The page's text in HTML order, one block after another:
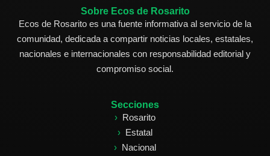
Sobre Ecos de Rosarito
Ecos de Rosarito es una fuente informativa al servicio de la
comunidad, dedicada a compartir noticias locales, estatales,
nacionales e internacionales con responsabilidad editorial y
compromiso social.
Secciones
Rosarito
Estatal
Nacional